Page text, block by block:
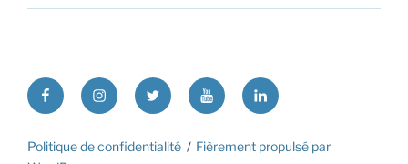
FacebookInstagramTwitter YoutubeLinkedin
Politique de confidentialité
Fièrement propulsé par